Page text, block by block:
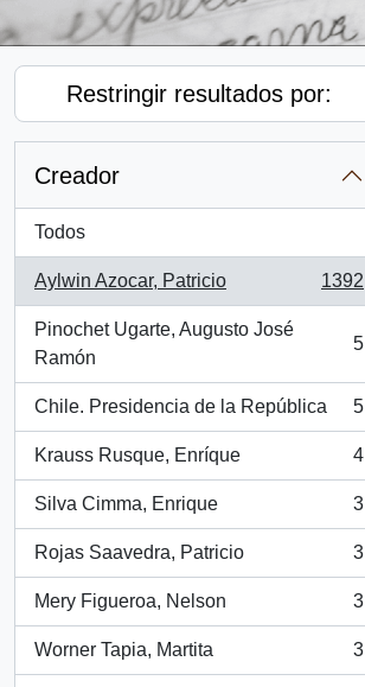
Restringir resultados por:
Creador
Todos
Aylwin Azocar, Patricio
, 1392 resultados
1392
Pinochet Ugarte, Augusto José
Ramón
, 5 resultados
5
Chile. Presidencia de la República
, 5 resultados
5
Krauss Rusque, Enríque
, 4 resultados
4
Silva Cimma, Enrique
, 3 resultados
3
Rojas Saavedra, Patricio
, 3 resultados
3
Mery Figueroa, Nelson
, 3 resultados
3
Worner Tapia, Martita
, 3 resultados
3